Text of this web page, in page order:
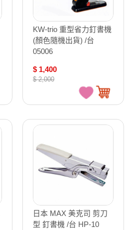
KW-trio 重型省力釘書機
(顏色隨機出貨) /台
05006
$ 1,400
$ 2,000
日本 MAX 美克司 剪刀
型 釘書機 /台 HP-10